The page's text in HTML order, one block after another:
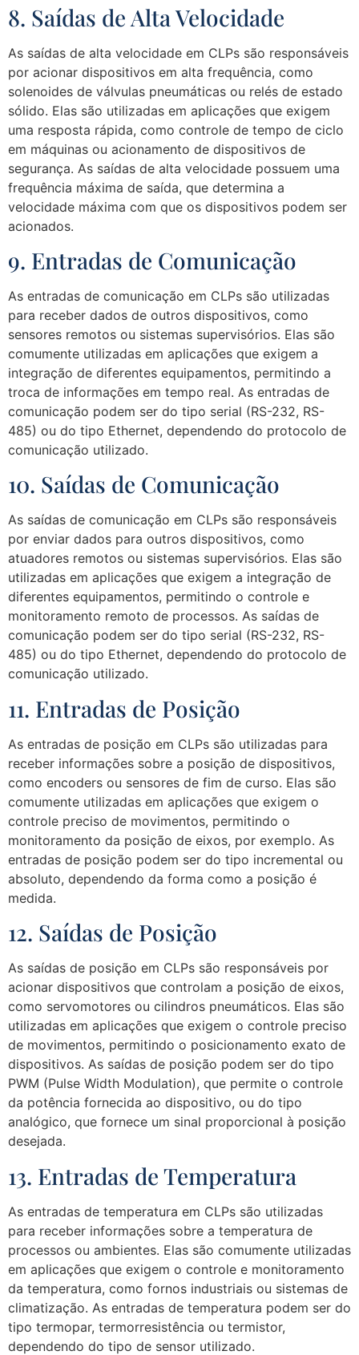
8. Saídas de Alta Velocidade
As saídas de alta velocidade em CLPs são responsáveis
por acionar dispositivos em alta frequência, como
solenoides de válvulas pneumáticas ou relés de estado
sólido. Elas são utilizadas em aplicações que exigem
uma resposta rápida, como controle de tempo de ciclo
em máquinas ou acionamento de dispositivos de
segurança. As saídas de alta velocidade possuem uma
frequência máxima de saída, que determina a
velocidade máxima com que os dispositivos podem ser
acionados.
9. Entradas de Comunicação
As entradas de comunicação em CLPs são utilizadas
para receber dados de outros dispositivos, como
sensores remotos ou sistemas supervisórios. Elas são
comumente utilizadas em aplicações que exigem a
integração de diferentes equipamentos, permitindo a
troca de informações em tempo real. As entradas de
comunicação podem ser do tipo serial (RS-232, RS-
485) ou do tipo Ethernet, dependendo do protocolo de
comunicação utilizado.
10. Saídas de Comunicação
As saídas de comunicação em CLPs são responsáveis
por enviar dados para outros dispositivos, como
atuadores remotos ou sistemas supervisórios. Elas são
utilizadas em aplicações que exigem a integração de
diferentes equipamentos, permitindo o controle e
monitoramento remoto de processos. As saídas de
comunicação podem ser do tipo serial (RS-232, RS-
485) ou do tipo Ethernet, dependendo do protocolo de
comunicação utilizado.
11. Entradas de Posição
As entradas de posição em CLPs são utilizadas para
receber informações sobre a posição de dispositivos,
como encoders ou sensores de fim de curso. Elas são
comumente utilizadas em aplicações que exigem o
controle preciso de movimentos, permitindo o
monitoramento da posição de eixos, por exemplo. As
entradas de posição podem ser do tipo incremental ou
absoluto, dependendo da forma como a posição é
medida.
12. Saídas de Posição
As saídas de posição em CLPs são responsáveis por
acionar dispositivos que controlam a posição de eixos,
como servomotores ou cilindros pneumáticos. Elas são
utilizadas em aplicações que exigem o controle preciso
de movimentos, permitindo o posicionamento exato de
dispositivos. As saídas de posição podem ser do tipo
PWM (Pulse Width Modulation), que permite o controle
da potência fornecida ao dispositivo, ou do tipo
analógico, que fornece um sinal proporcional à posição
desejada.
13. Entradas de Temperatura
As entradas de temperatura em CLPs são utilizadas
para receber informações sobre a temperatura de
processos ou ambientes. Elas são comumente utilizadas
em aplicações que exigem o controle e monitoramento
da temperatura, como fornos industriais ou sistemas de
climatização. As entradas de temperatura podem ser do
tipo termopar, termorresistência ou termistor,
dependendo do tipo de sensor utilizado.